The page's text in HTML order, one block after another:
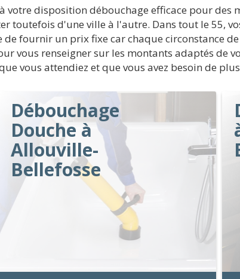
votre disposition débouchage efficace pour des
toutefois d'une ville à l'autre. Dans tout le 55,
fournir un prix fixe car chaque circonstance
vous renseigner sur les montants adaptés de
vous attendiez et que vous avez besoin de
Débouchage
Douche à
Allouville-
Bellefosse